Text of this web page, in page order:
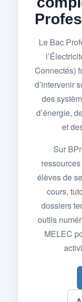
Le Bac
Connectés)
d’intervenir
des
d’énergie,
et
Sur
élèves de
cours,
dossiers
outils
MELEC